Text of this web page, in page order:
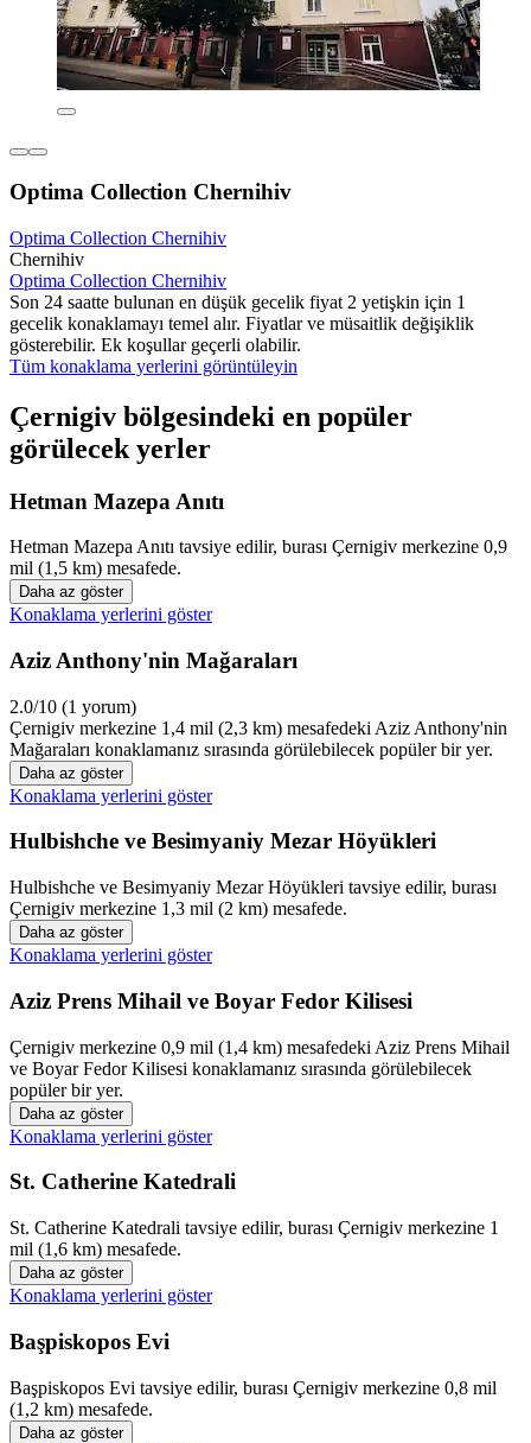
Optima Collection Chernihiv
Optima Collection Chernihiv
Chernihiv
Optima Collection Chernihiv
Son 24 saatte bulunan en düşük gecelik fiyat 2 yetişkin için 1
gecelik konaklamayı temel alır. Fiyatlar ve müsaitlik değişiklik
gösterebilir. Ek koşullar geçerli olabilir.
Tüm konaklama yerlerini görüntüleyin
Çernigiv bölgesindeki en popüler
görülecek yerler
Hetman Mazepa Anıtı
Hetman Mazepa Anıtı tavsiye edilir, burası Çernigiv merkezine 0,9
mil (1,5 km) mesafede.
Daha az göster
Konaklama yerlerini göster
Aziz Anthony'nin Mağaraları
2.0/10 (1 yorum)
Çernigiv merkezine 1,4 mil (2,3 km) mesafedeki Aziz Anthony'nin
Mağaraları konaklamanız sırasında görülebilecek popüler bir yer.
Daha az göster
Konaklama yerlerini göster
Hulbishche ve Besimyaniy Mezar Höyükleri
Hulbishche ve Besimyaniy Mezar Höyükleri tavsiye edilir, burası
Çernigiv merkezine 1,3 mil (2 km) mesafede.
Daha az göster
Konaklama yerlerini göster
Aziz Prens Mihail ve Boyar Fedor Kilisesi
Çernigiv merkezine 0,9 mil (1,4 km) mesafedeki Aziz Prens Mihail
ve Boyar Fedor Kilisesi konaklamanız sırasında görülebilecek
popüler bir yer.
Daha az göster
Konaklama yerlerini göster
St. Catherine Katedrali
St. Catherine Katedrali tavsiye edilir, burası Çernigiv merkezine 1
mil (1,6 km) mesafede.
Daha az göster
Konaklama yerlerini göster
Başpiskopos Evi
Başpiskopos Evi tavsiye edilir, burası Çernigiv merkezine 0,8 mil
(1,2 km) mesafede.
Daha az göster